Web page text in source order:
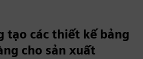
tạo các thiết kế bảng
cho sản xuất